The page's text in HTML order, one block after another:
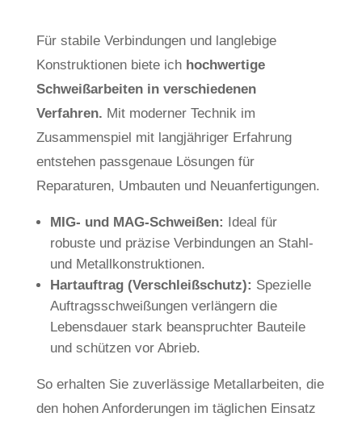
Für stabile Verbindungen und langlebige
Konstruktionen biete ich hochwertige
Schweißarbeiten in verschiedenen
Verfahren. Mit moderner Technik im
Zusammenspiel mit langjähriger Erfahrung
entstehen passgenaue Lösungen für
Reparaturen, Umbauten und Neuanfertigungen.
MIG- und MAG-Schweißen: Ideal für
robuste und präzise Verbindungen an Stahl-
und Metallkonstruktionen.
Hartauftrag (Verschleißschutz): Spezielle
Auftragsschweißungen verlängern die
Lebensdauer stark beanspruchter Bauteile
und schützen vor Abrieb.
So erhalten Sie zuverlässige Metallarbeiten, die
den hohen Anforderungen im täglichen Einsatz